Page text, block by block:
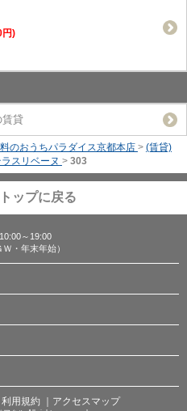
円)
賃貸
のおうちパラダイス京都本店 > (賃貸)
スリベーヌ > 303
ップに戻る
～19:00
・年末年始）
利用規約 ｜アクセスマップ